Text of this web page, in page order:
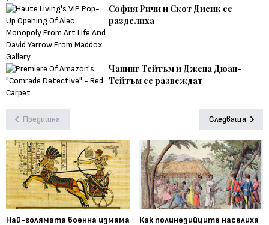
София Ричи и Скот Дисик се
разделиха
Чанинг Тейтъм и Джена Дюан-
Тейтъм се развеждат
Предишна Следваща
Най-голямата военна измама
Как полинезийците населиха